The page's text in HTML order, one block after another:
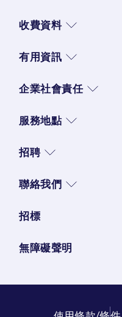
收費資料
有用資訊
企業社會責任
服務地點
招聘
聯絡我們
招標
無障礙聲明